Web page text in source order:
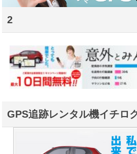
2
GPS追跡レンタル機イチロ